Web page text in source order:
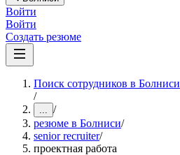
Войти
Войти
Создать резюме
Поиск сотрудников в Болниси
/
... /
резюме в Болниси/
senior recruiter/
проектная работа